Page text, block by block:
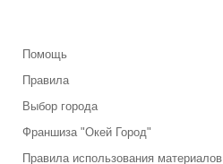
Помощь
Правила
Выбор города
Франшиза "Окей Город"
Правила использования материалов